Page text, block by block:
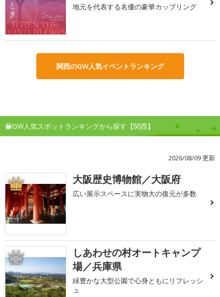
地元を代表する名優の豪華カップリング
関西のGW人気イベントランキング
GW人気スポットランキングから探す【関西】
2026/08/09 更新
1 大阪歴史博物館／大阪府
広い展示スペースに実物大の復元が多数
2
しあわせの村オートキャンプ
場／兵庫県
緑豊かな大型公園で心身ともにリフレッシ
ュ